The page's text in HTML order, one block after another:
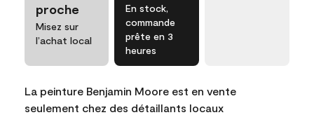
proche
Misez sur
l’achat local
En stock,
commande
prête en 3
heures
La peinture Benjamin Moore est en vente
seulement chez des détaillants locaux